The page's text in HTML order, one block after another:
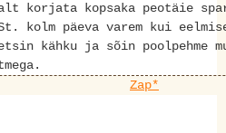
korjata kopsaka peotäie
kolm päeva varem kui
kähku ja sõin poolpehme
Zap*